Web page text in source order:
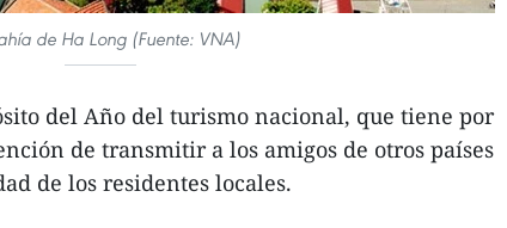
de Ha Long (Fuente: VNA)
del Año del turismo nacional, que tiene por
de transmitir a los amigos de otros países
de los residentes locales.